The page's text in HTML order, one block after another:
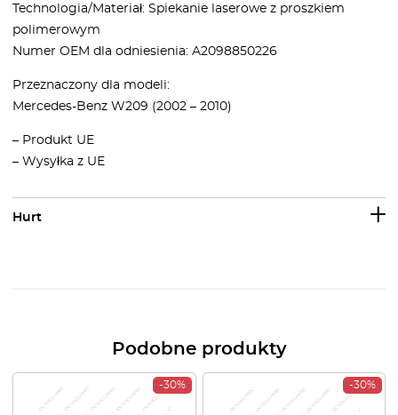
Technologia/Materiał: Spiekanie laserowe z proszkiem
polimerowym
Numer OEM dla odniesienia: A2098850226
Przeznaczony dla modeli:
Mercedes-Benz W209 (2002 – 2010)
– Produkt UE
– Wysyłka z UE
Hurt
Podobne produkty
-30% -30%